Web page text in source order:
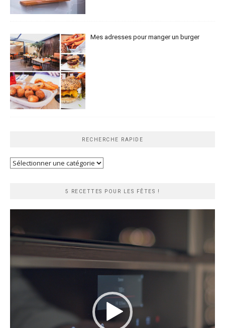
Mes adresses pour manger un burger
RECHERCHE RAPIDE
Recherche
5 RECETTES POUR LES FÊTES !